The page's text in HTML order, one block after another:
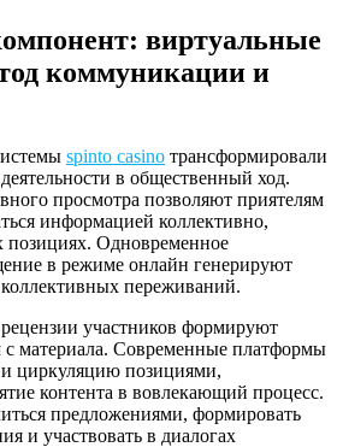
виртуальные
коммуникации и
spinto casino трансформировали
в общественный ход.
просмотра позволяют приятелям
информацией коллективно,
позициях. Одновременное
в режиме онлайн генерируют
переживаний.
участников формируют
с материала. Современные платформы
циркуляцию позициями,
контента в вовлекающий процесс.
предложениями, формировать
и участвовать в диалогах